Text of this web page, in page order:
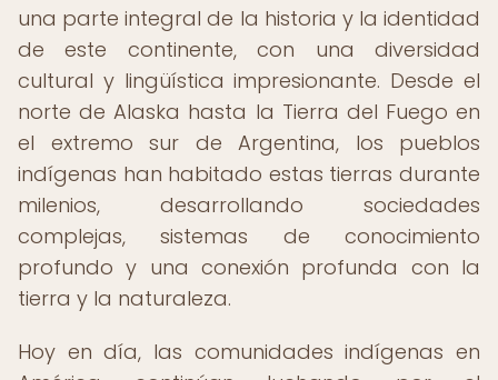
una parte integral de la historia y la identidad
de este continente, con una diversidad
cultural y lingüística impresionante. Desde el
norte de Alaska hasta la Tierra del Fuego en
el extremo sur de Argentina, los pueblos
indígenas han habitado estas tierras durante
milenios, desarrollando sociedades
complejas, sistemas de conocimiento
profundo y una conexión profunda con la
tierra y la naturaleza.
Hoy en día, las comunidades indígenas en